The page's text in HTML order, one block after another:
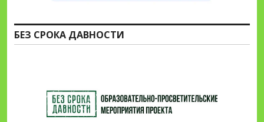
БЕЗ СРОКА ДАВНОСТИ